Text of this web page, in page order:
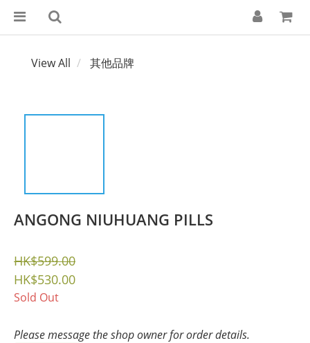
View All 其他品牌
ANGONG NIUHUANG PILLS
HK$599.00
HK$530.00
Sold Out
Please message the shop owner for order details.